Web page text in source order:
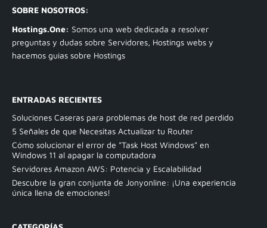
SOBRE NOSOTROS:
Hostings.One: Somos una web dedicada a resolver
preguntas y dudas sobre Servidores, Hostings webs y
hacemos guias sobre Hostings
ENTRADAS RECIENTES
Soluciones Caseras para problemas de host de red perdido
5 Señales de que Necesitas Actualizar tu Router
Cómo solucionar el error de "Task Host Windows" en
Windows 11 al apagar la computadora
Servidores Amazon AWS: Potencia y Escalabilidad
Descubre la gran conjunta de Jonyonline: ¡Una experiencia
única llena de emociones!